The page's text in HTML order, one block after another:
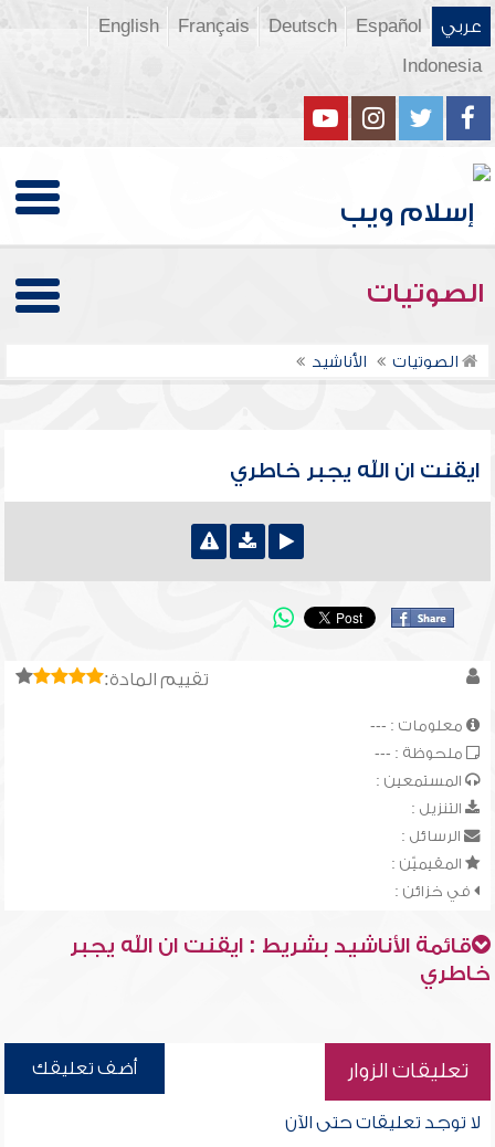
عربي Español
Deutsch
Français
English
Indonesia
الصوتيات
الصوتيات الأناشيد
ايقنت ان الله يجبر خاطري
تقييم المادة:
معلومات : ---
ملحوظة : ---
المستمعين :
التنزيل :
الرسائل :
المقيميّن :
في خزائن :
قائمة الأناشيد بشريط : ايقنت ان الله يجبر
خاطري
تعليقات الزوار أضف تعليقك
لا توجد تعليقات حتى الآن